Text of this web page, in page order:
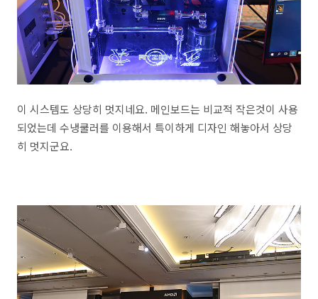
이 시스템도 상당히 멋지네요. 메인보드는 비교적 작은것이 사용
되었는데 수냉쿨러를 이용해서 특이하게 디자인 해놓아서 상당
히 멋지군요.